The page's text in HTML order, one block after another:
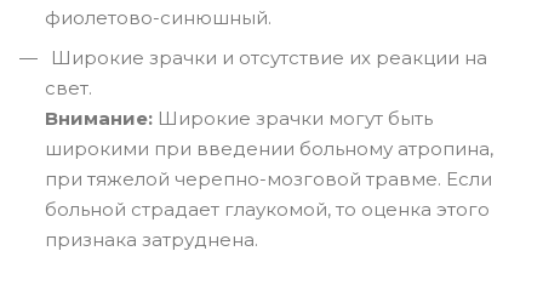
фиолетово-синюшный.
Широкие зрачки и отсутствие их реакции на
свет.
Внимание: Широкие зрачки могут быть
широкими при введении больному атропина,
при тяжелой черепно-мозговой травме. Если
больной страдает глаукомой, то оценка этого
признака затруднена.